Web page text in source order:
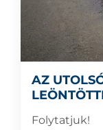
AZ
Folytatjuk!